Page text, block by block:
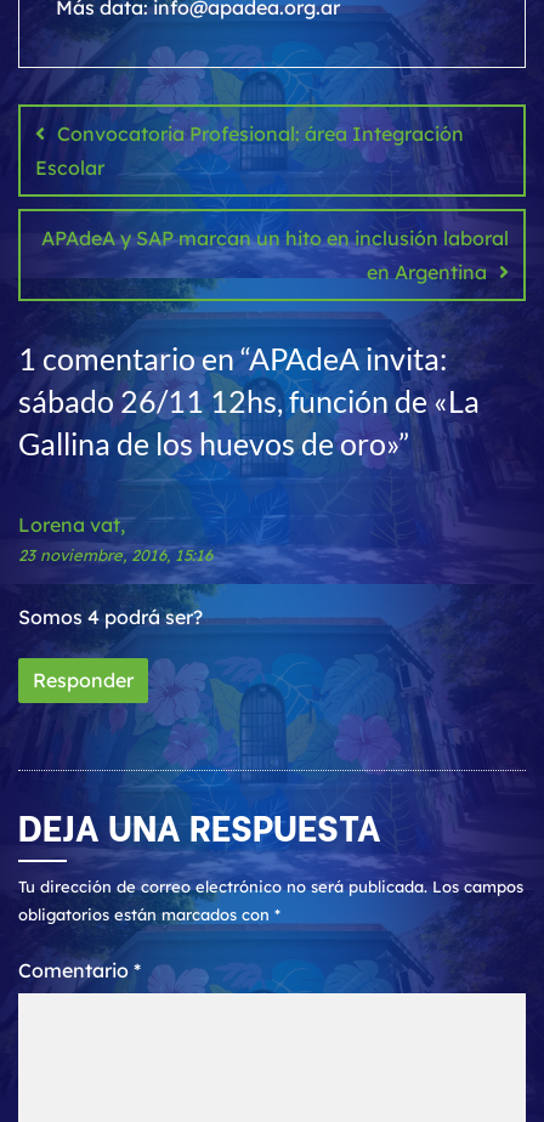
Más data: info@apadea.org.ar
Navegación
de
entradas
Convocatoria Profesional: área Integración
Escolar
APAdeA y SAP marcan un hito en inclusión laboral
en Argentina
1 comentario en “APAdeA invita:
sábado 26/11 12hs, función de «La
Gallina de los huevos de oro»”
Lorena vat,
23 noviembre, 2016, 15:16
Somos 4 podrá ser?
Responder
DEJA UNA RESPUESTA
Tu dirección de correo electrónico no será publicada. Los campos
obligatorios están marcados con *
Comentario *